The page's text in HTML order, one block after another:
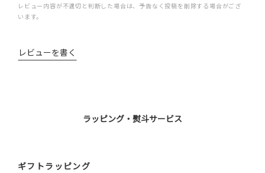
レビュー内容が不適切と判断した場合は、予告なく投稿を削除する場合がござ
います。
レビューを書く
ラッピング・熨斗サービス
ギフトラッピング